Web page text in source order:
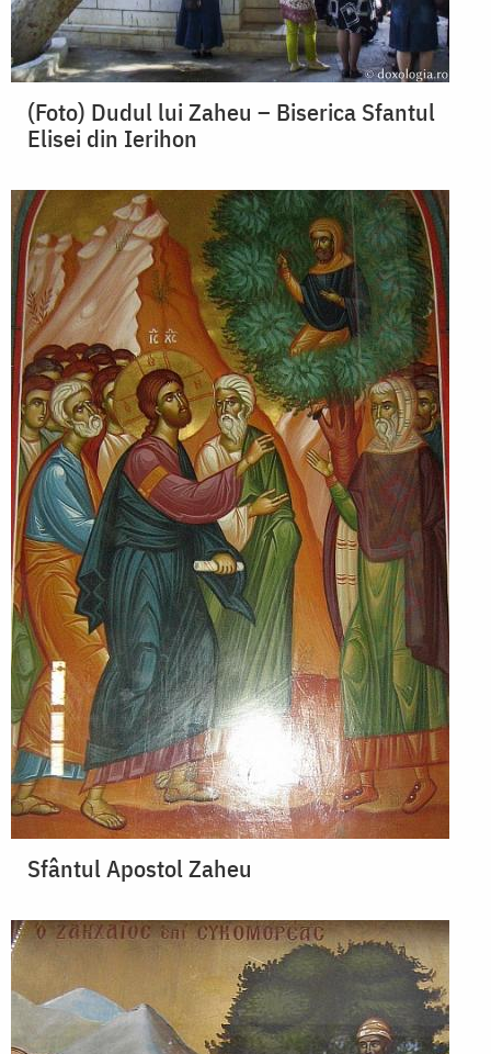
(Foto) Dudul lui Zaheu – Biserica Sfantul
Elisei din Ierihon
Sfântul Apostol Zaheu